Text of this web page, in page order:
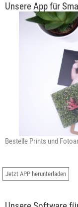
Unsere App für
Bestelle Prints und
Jetzt APP herunterladen